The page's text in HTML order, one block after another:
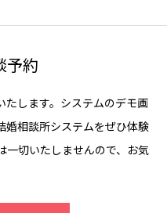
予約
たします。システムのデモ画
婚相談所システムをぜひ体験
一切いたしませんので、お気